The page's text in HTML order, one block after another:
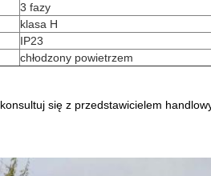
3 fazy
klasa H
IP23
chłodzony powietrzem
się z przedstawicielem